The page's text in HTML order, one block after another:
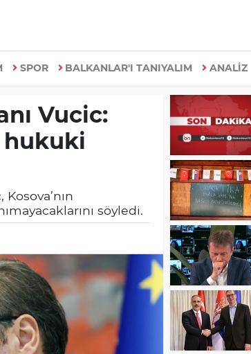
SPOR BALKANLAR'I TANIYALIM ANALİZ
Vucic:
hukuki
söyledi.